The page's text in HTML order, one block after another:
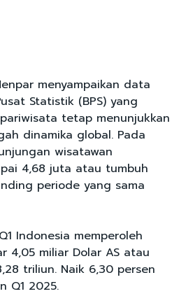
menyampaikan data
Statistik (BPS) yang
tetap menunjukkan
dinamika global. Pada
wisatawan
4,68 juta atau tumbuh
periode yang sama
Indonesia memperoleh
4,05 miliar Dolar AS atau
triliun. Naik 6,30 persen
Q1 2025.